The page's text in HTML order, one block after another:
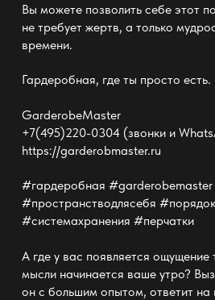
Вы можете позволить себе этот
не требует жертв, а только
времени.
Гардеробная, где ты просто есть.
GarderobeMaster
+7(495)220-0304 (звонки и
https://garderobmaster.ru
#гардеробная #garderobemaster
#пространстводлясебя
#системахранения #перчатки
А где у вас появляется
мысли начинается ваше утро?
он с большим опытом, ответит на